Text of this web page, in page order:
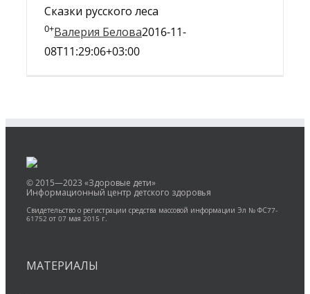
Сказки русского леса
0+Валерия Белова2016-11-
08T11:29:06+03:00
© 2015—2023 «Здоровые дети»
Информационный центр детского здоровья
Свидетельство о регистрации средства массовой информации Эл № ФС77-
61752 от 07 мая 2015 г.
МАТЕРИАЛЫ